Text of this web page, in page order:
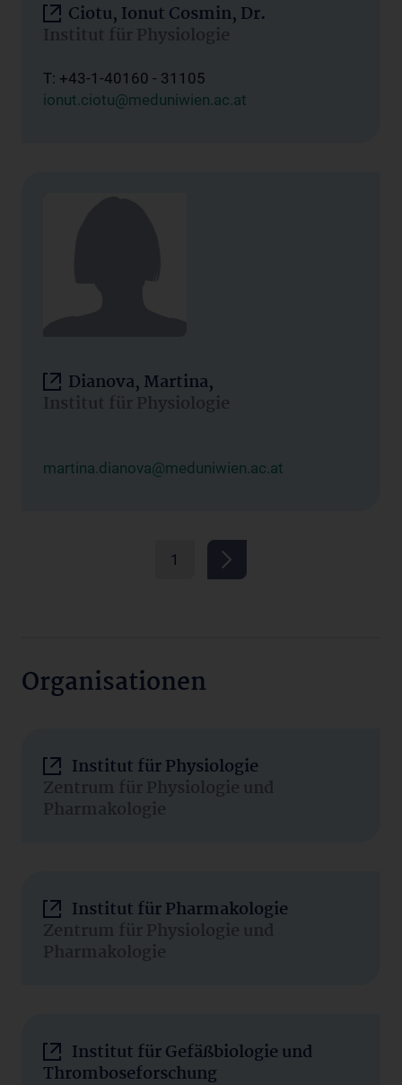
Ciotu, Ionut Cosmin, Dr.
Institut für Physiologie
T: +43-1-40160 - 31105
ionut.ciotu@meduniwien.ac.at
Dianova, Martina,
Institut für Physiologie
martina.dianova@meduniwien.ac.at
1
Organisationen
Institut für Physiologie
Zentrum für Physiologie und
Pharmakologie
Institut für Pharmakologie
Zentrum für Physiologie und
Pharmakologie
Institut für Gefäßbiologie und
Thromboseforschung